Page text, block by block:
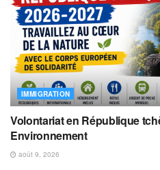
IMMIGRATION
Volontariat en République
Environnement
août 9, 2026